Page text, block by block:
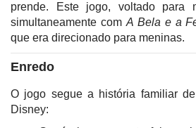
prende. Este jogo, voltado para
simultaneamente com A Bela e a
que era direcionado para meninas.
Enredo
O jogo segue a história familiar
Disney: